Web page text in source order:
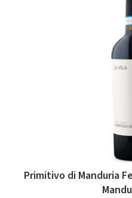
Primitivo di Manduria